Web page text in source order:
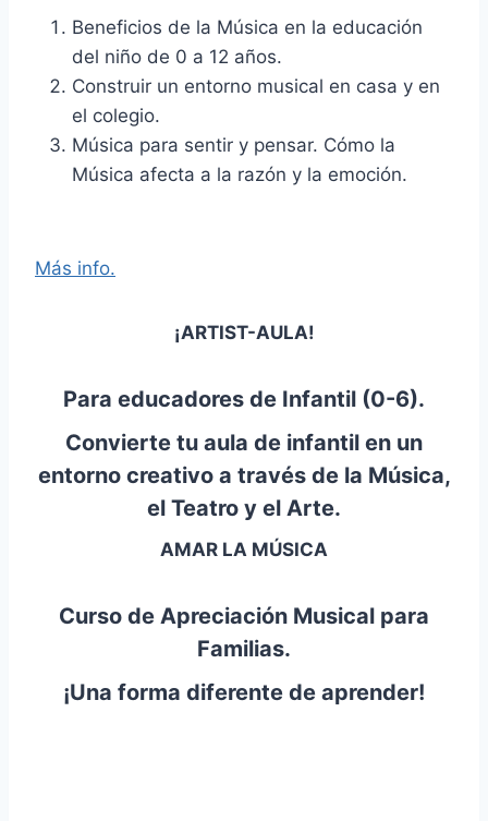
Beneficios de la Música en la educación
del niño de 0 a 12 años.
Construir un entorno musical en casa y en
el colegio.
Música para sentir y pensar. Cómo la
Música afecta a la razón y la emoción.
Más info.
¡ARTIST-AULA!
Para educadores de Infantil (0-6).
Convierte tu aula de infantil en un
entorno creativo a través de la Música,
el Teatro y el Arte.
AMAR LA MÚSICA
Curso de Apreciación Musical para
Familias.
¡Una forma diferente de aprender!